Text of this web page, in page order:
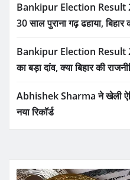
Bankipur Election Result
30 साल पुराना गढ़ ढहाया,
Bankipur Election Result
का बड़ा दांव, क्या बिहार की
Abhishek Sharma ने खेली
नया रिकॉर्ड